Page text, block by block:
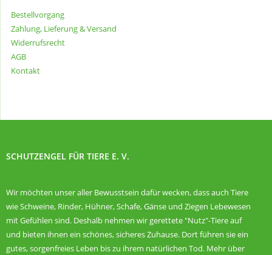
Bestellvorgang
Zahlung, Lieferung & Versand
Widerrufsrecht
AGB
Kontakt
SCHUTZENGEL FÜR TIERE E. V.
Wir möchten unser aller Bewusstsein dafür wecken, dass auch Tiere
wie Schweine, Rinder, Hühner, Schafe, Gänse und Ziegen Lebewesen
mit Gefühlen sind. Deshalb nehmen wir gerettete "Nutz"-Tiere auf
und bieten ihnen ein schönes, sicheres Zuhause. Dort führen sie ein
gutes, sorgenfreies Leben bis zu ihrem natürlichen Tod. Mehr über